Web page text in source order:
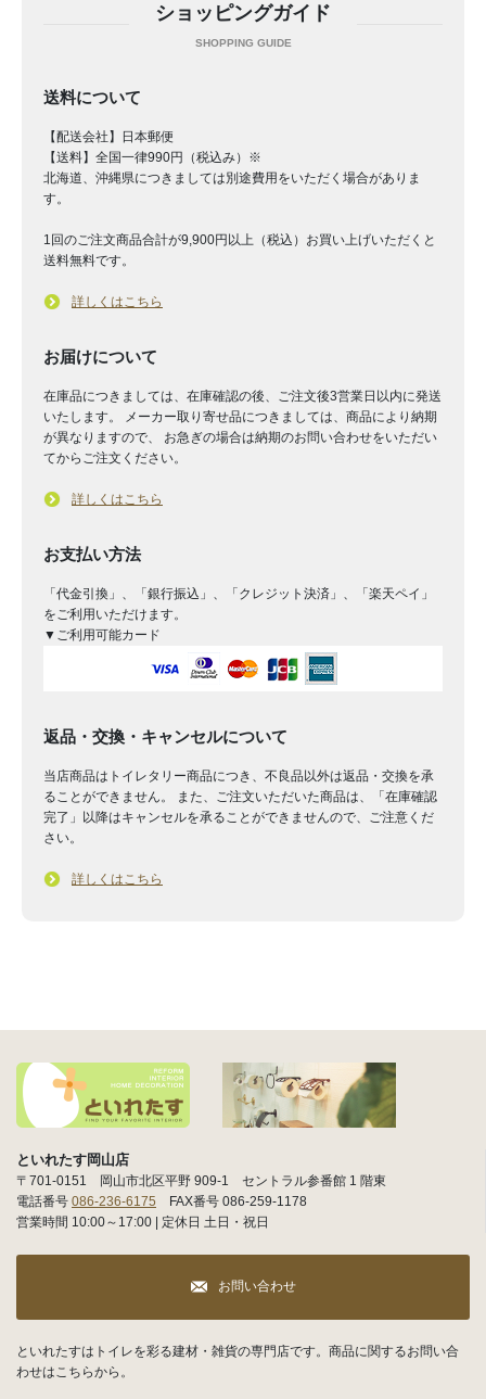
ショッピングガイド
送料について
【配送会社】日本郵便
【送料】全国一律990円（税込み）※
北海道、沖縄県につきましては別途費用をいただく場合がありま
す。
1回のご注文商品合計が9,900円以上（税込）お買い上げいただくと
送料無料です。
詳しくはこちら
お届けについて
在庫品につきましては、在庫確認の後、ご注文後3営業日以内に発送
いたします。 メーカー取り寄せ品につきましては、商品により納期
が異なりますので、 お急ぎの場合は納期のお問い合わせをいただい
てからご注文ください。
詳しくはこちら
お支払い方法
「代金引換」、「銀行振込」、「クレジット決済」、「楽天ペイ」
をご利用いただけます。
▼ご利用可能カード
返品・交換・キャンセルについて
当店商品はトイレタリー商品につき、不良品以外は返品・交換を承
ることができません。 また、ご注文いただいた商品は、「在庫確認
完了」以降はキャンセルを承ることができませんので、ご注意くだ
さい。
詳しくはこちら
といれたす岡山店
〒701-0151 岡山市北区平野 909-1 セントラル参番館 1 階東
電話番号 086-236-6175 FAX番号 086-259-1178
営業時間 10:00～17:00 | 定休日 土日・祝日
お問い合わせ
といれたすはトイレを彩る建材・雑貨の専門店です。商品に関するお問い合
わせはこちらから。